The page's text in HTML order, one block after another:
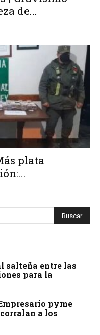
de...
plata
salteña entre las
para la
pyme
a los